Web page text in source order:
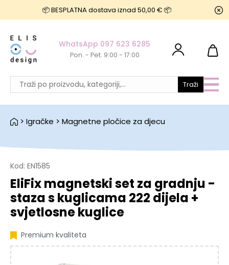
📦 BESPLATNA dostava iznad 50,00 € 📦
Traži
WhatsApp 097 623 6285
Pon. - Pet. 9:00 - 17:00
> Igračke > Magnetne pločice za djecu
Kod: EN1585
EliFix magnetski set za gradnju -
staza s kuglicama 222 dijela +
svjetlosne kuglice
Premium kvaliteta